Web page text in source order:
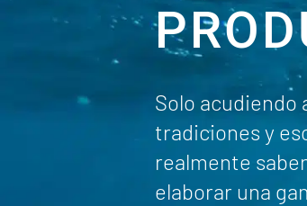
Solo acudiendo
tradiciones y
realmente
elaborar una